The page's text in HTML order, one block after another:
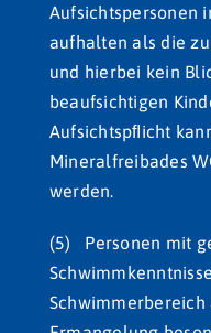
Aufsichtspersonen
aufhalten als die
und hierbei kein
beaufsichtigen
Aufsichtspﬂicht
Mineralfreibades
werden.
(5) Personen mit
Schwimmerbereich